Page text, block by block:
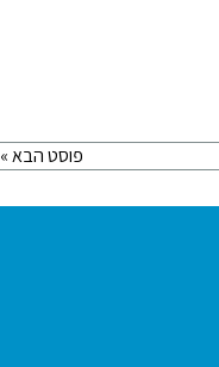
פוסט הבא »